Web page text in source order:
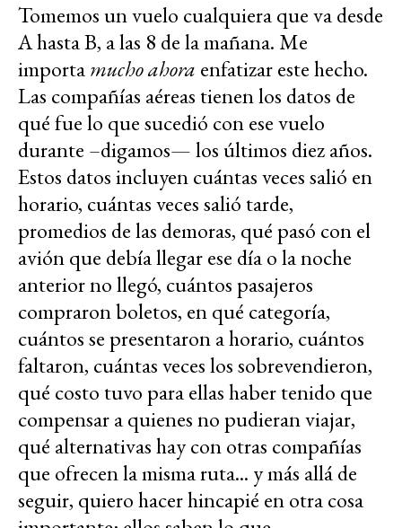
Tomemos un vuelo cualquiera que va desde
A hasta B, a las 8 de la mañana. Me
importamucho ahora enfatizar este hecho.
Las compañías aéreas tienen los datos de
qué fue lo que sucedió con ese vuelo
durante –digamos— los últimos diez años.
Estos datos incluyen cuántas veces salió en
horario, cuántas veces salió tarde,
promedios de las demoras, qué pasó con el
avión que debía llegar ese día o la noche
anterior no llegó, cuántos pasajeros
compraron boletos, en qué categoría,
cuántos se presentaron a horario, cuántos
faltaron, cuántas veces los sobrevendieron,
qué costo tuvo para ellas haber tenido que
compensar a quienes no pudieran viajar,
qué alternativas hay con otras compañías
que ofrecen la misma ruta... y más allá de
seguir, quiero hacer hincapié en otra cosa